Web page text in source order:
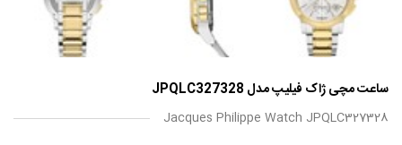
ساعت مچی ژاک فیلیپ مدل JPQLC327328
Jacques Philippe Watch JPQLC327328